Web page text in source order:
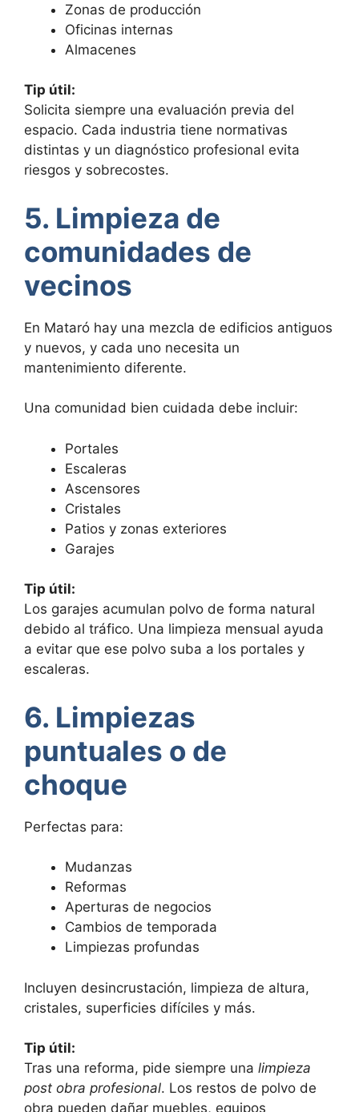
Zonas de producción
Oficinas internas
Almacenes
Tip útil:
Solicita siempre una evaluación previa del
espacio. Cada industria tiene normativas
distintas y un diagnóstico profesional evita
riesgos y sobrecostes.
5. Limpieza de
comunidades de
vecinos
En Mataró hay una mezcla de edificios antiguos
y nuevos, y cada uno necesita un
mantenimiento diferente.
Una comunidad bien cuidada debe incluir:
Portales
Escaleras
Ascensores
Cristales
Patios y zonas exteriores
Garajes
Tip útil:
Los garajes acumulan polvo de forma natural
debido al tráfico. Una limpieza mensual ayuda
a evitar que ese polvo suba a los portales y
escaleras.
6. Limpiezas
puntuales o de
choque
Perfectas para:
Mudanzas
Reformas
Aperturas de negocios
Cambios de temporada
Limpiezas profundas
Incluyen desincrustación, limpieza de altura,
cristales, superficies difíciles y más.
Tip útil:
Tras una reforma, pide siempre una limpieza
post obra profesional. Los restos de polvo de
obra pueden dañar muebles, equipos